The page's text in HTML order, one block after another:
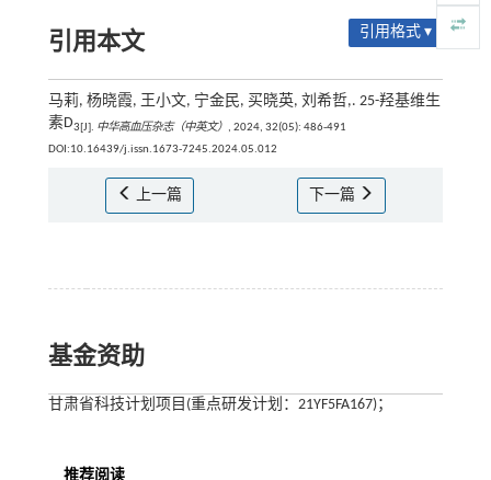
引用本文 引用格式 ▾
马莉, 杨晓霞, 王小文, 宁金民, 买晓英, 刘希哲,. 25-羟基维生
素D3[J]. 中华高血压杂志（中英文） , 2024, 32(05): 486-491
DOI:10.16439/j.issn.1673-7245.2024.05.012
上一篇 下一篇
基金资助
甘肃省科技计划项目(重点研发计划：21YF5FA167)；